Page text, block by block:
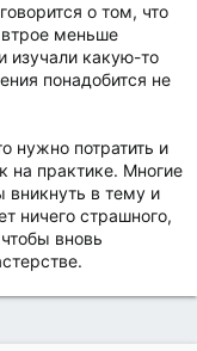
о том, что
меньше
изучали какую-то
понадобится не
нужно потратить и
на практике. Многие
вникнуть в тему и
ничего страшного,
вновь